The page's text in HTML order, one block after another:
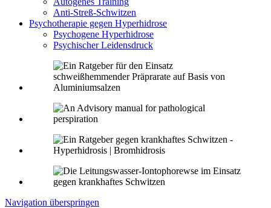
Anti-Streß-Schwitzen
Psychotherapie gegen Hyperhidrose
Psychogene Hyperhidrose
Psychischer Leidensdruck
Navigation überspringen